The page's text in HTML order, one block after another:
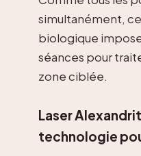
simultanément,
biologique
séances pour
zone ciblée.
Laser
technologie